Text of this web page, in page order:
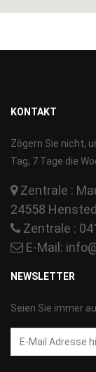
KONTAKT
Zögern Sie nicht,
Tag, 7 Tage die
Zentrale :
24558
Zentrale :
E-Mail:
NEWSLETTER
Seien Sie immer
Email-
Addresse